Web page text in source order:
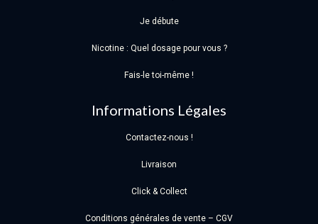
Je débute
Nicotine : Quel dosage pour vous ?
Fais-le toi-même !
Informations Légales
Contactez-nous !
Livraison
Click & Collect
Conditions générales de vente – CGV